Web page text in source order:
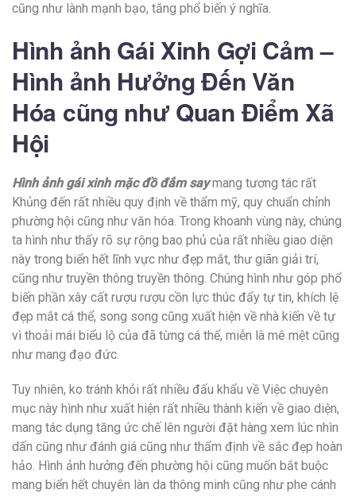
cũng như lành mạnh bạo, tăng phổ biến ý nghĩa.
Hình ảnh Gái Xinh Gợi Cảm –
Hình ảnh Hưởng Đến Văn
Hóa cũng như Quan Điểm Xã
Hội
Hình ảnh gái xinh mặc đồ đắm saymang tương tác rất
Khủng đến rất nhiều quy định về thẩm mỹ, quy chuẩn chỉnh
phường hội cũng như văn hóa. Trong khoanh vùng này, chúng
ta hình như thấy rõ sự rộng bao phủ của rất nhiều giao diện
này trong biển hết lĩnh vực như đẹp mắt, thư giãn giải trí,
cũng như truyền thông truyền thông. Chúng hình như góp phổ
biến phần xây cất rượu rượu cồn lực thúc đẩy tự tin, khích lệ
đẹp mắt cá thể, song song cũng xuất hiện về nhà kiến về tự
vì thoải mái biểu lộ của đã từng cá thể, miễn là mê mệt cũng
như mang đạo đức.
Tuy nhiên, ko tránh khỏi rất nhiều đấu khẩu về Việc chuyên
mục này hình như xuất hiện rất nhiều thành kiến về giao diện,
mang tác dụng tăng ức chế lên người đặt hàng xem lúc nhìn
dấn cũng như đánh giá cũng như thẩm định về sắc đẹp hoàn
hảo. Hình ảnh hưởng đến phường hội cũng muốn bắt buộc
mang biển hết chuyên làn da thông minh cũng như phe cánh